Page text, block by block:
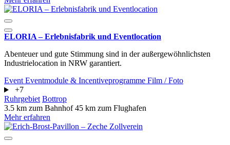
ELORIA – Erlebnisfabrik und Eventlocation
Abenteuer und gute Stimmung sind in der außergewöhnlichsten
Industrielocation in NRW garantiert.
Event Eventmodule & Incentiveprogramme Film / Foto
+7
Ruhrgebiet Bottrop
3.5 km zum Bahnhof45 km zum Flughafen
Mehr erfahren